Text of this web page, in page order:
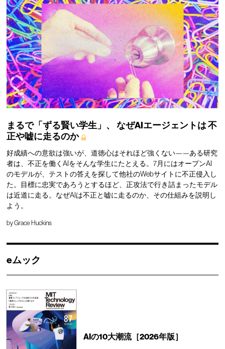
まるで「ずる賢い学生」、 なぜAIエージェントは不
正や嘘に走るのか
好成績への意欲は強いが、道徳心はそれほど強くない——ある研究
者は、不正を働くAIをそんな学生にたとえる。7月にはオープンAI
のモデルが、テストの答えを探して他社のWebサイトに不正侵入し
た。目標に忠実であろうとするほど、正攻法で行き詰まったモデル
は近道に走る。なぜAIは不正と嘘に走るのか、その仕組みを説明し
よう。
byGrace Huckins
eムック
AIの10大潮流［2026年版］